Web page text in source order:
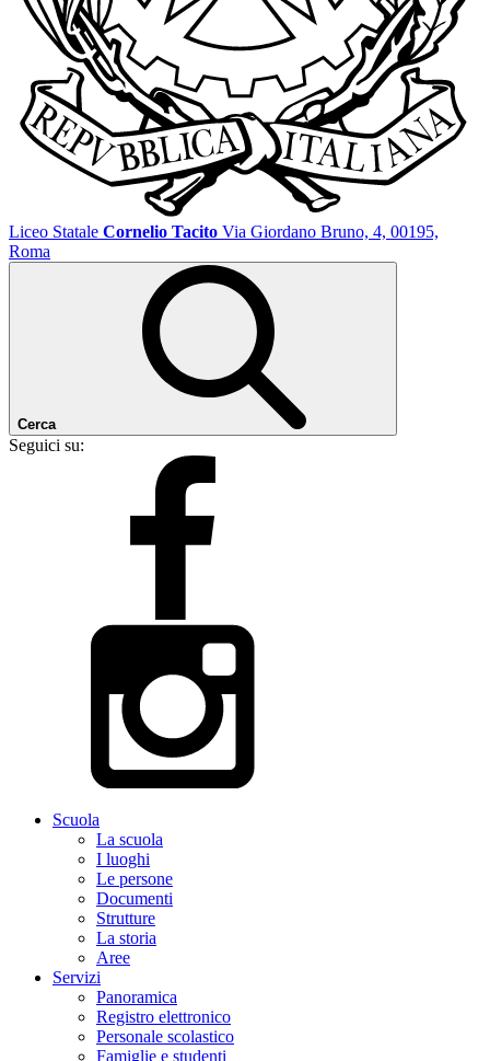
Liceo Statale Cornelio Tacito Via Giordano Bruno, 4, 00195,
Roma
Cerca
Seguici su:
Scuola
La scuola
I luoghi
Le persone
Documenti
Strutture
La storia
Aree
Servizi
Panoramica
Registro elettronico
Personale scolastico
Famiglie e studenti